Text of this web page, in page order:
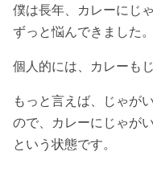
僕は長年、カレーにじ
ずっと悩んできました。
個人的には、カレーも
もっと言えば、じゃが
ので、カレーにじゃが
という状態です。